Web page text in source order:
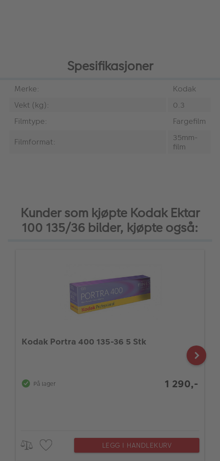
Spesifikasjoner
Merke:
Kodak
Vekt (kg):
0.3
Filmtype:
Fargefilm
Filmformat:
35mm-
film
Kunder som kjøpte Kodak Ektar
100 135/36 bilder, kjøpte også:
Kodak Portra 400 135-36 5 Stk
På lager 1 290,-
LEGG I HANDLEKURV